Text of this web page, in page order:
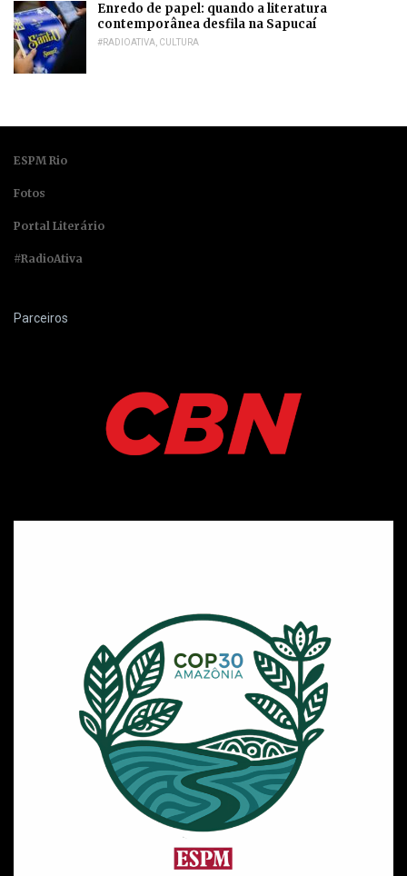
Enredo de papel: quando a literatura
contemporânea desfila na Sapucaí
#RADIOATIVA CULTURA
ESPM Rio
Fotos
Portal Literário
#RadioAtiva
Parceiros